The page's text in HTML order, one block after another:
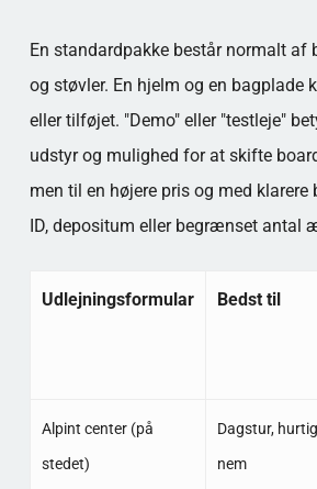
En standardpakke består normalt af
og støvler. En hjelm og en bagplade
eller tilføjet. "Demo" eller "testleje"
udstyr og mulighed for at skifte
men til en højere pris og med klarere
ID, depositum eller begrænset antal
Udlejningsformular Bedst til
Alpint center (på
stedet)
Dagstur,
nem